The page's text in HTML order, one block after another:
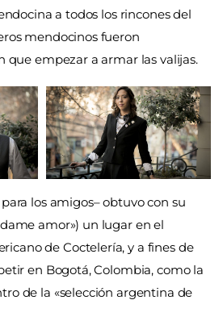
a todos los rincones del
mendocinos fueron
que empezar a armar las valijas.
los amigos– obtuvo con su
amor») un lugar en el
de Coctelería, y a fines de
en Bogotá, Colombia, como la
de la «selección argentina de